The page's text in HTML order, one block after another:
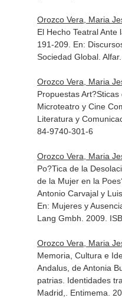
Orozco Vera, Maria
El Hecho Teatral Ante
191-209. En:
Sociedad Global.
Orozco Vera, Maria
Propuestas
Microteatro y Cine
Literatura y
84-9740-301-6
Orozco Vera, Maria
Po?Tica de la
de la Mujer en la
Antonio Carvajal y
En: Mujeres y
Lang Gmbh. 2009.
Orozco Vera, Maria
Memoria, Cultura e
Andalus, de Antonia
patrias. Identidades
Madrid,. Entimema.